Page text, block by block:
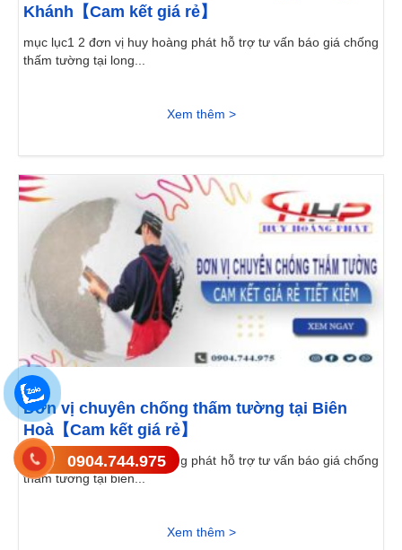
Khánh【Cam kết giá rẻ】
mục lục1 2 đơn vị huy hoàng phát hỗ trợ tư vấn báo giá chống
thấm tường tại long...
Xem thêm >
Đơn vị chuyên chống thấm tường tại Biên
Hoà【Cam kết giá rẻ】
mục lục1 2 đơn vị huy hoàng phát hỗ trợ tư vấn báo giá chống
thấm tường tại biên...
Xem thêm >
0904.744.975